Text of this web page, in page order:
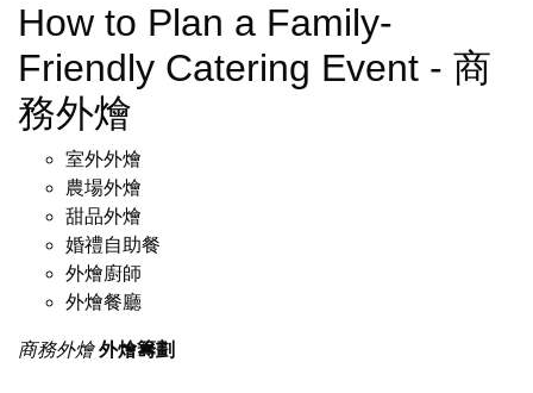
How to Plan a Family-
Friendly Catering Event - 商
務外燴
室外外燴
農場外燴
甜品外燴
婚禮自助餐
外燴廚師
外燴餐廳
商務外燴 外燴籌劃